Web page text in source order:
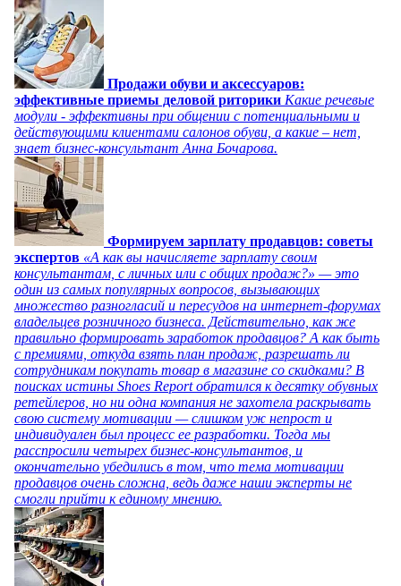
Продажи обуви и аксессуаров:
эффективные приемы деловой риторики Какие речевые
модули - эффективны при общении с потенциальными и
действующими клиентами салонов обуви, а какие – нет,
знает бизнес-консультант Анна Бочарова.
Формируем зарплату продавцов: советы
экспертов «А как вы начисляете зарплату своим
консультантам, с личных или с общих продаж?» — это
один из самых популярных вопросов, вызывающих
множество разногласий и пересудов на интернет-форумах
владельцев розничного бизнеса. Действительно, как же
правильно формировать заработок продавцов? А как быть
с премиями, откуда взять план продаж, разрешать ли
сотрудникам покупать товар в магазине со скидками? В
поисках истины Shoes Report обратился к десятку обувных
ретейлеров, но ни одна компания не захотела раскрывать
свою систему мотивации — слишком уж непрост и
индивидуален был процесс ее разработки. Тогда мы
расспросили четырех бизнес-консультантов, и
окончательно убедились в том, что тема мотивации
продавцов очень сложна, ведь даже наши эксперты не
смогли прийти к единому мнению.